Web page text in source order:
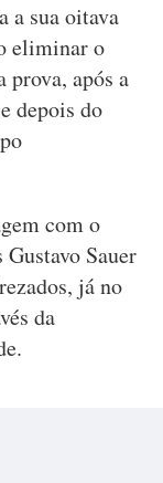
a sua oitava
eliminar o
após a
depois do
com o
Sauer
já no
da